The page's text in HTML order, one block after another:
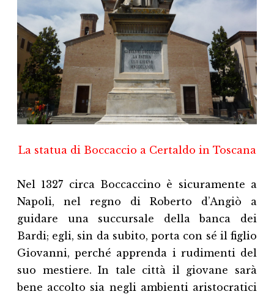
La statua di Boccaccio a Certaldo in Toscana
Nel 1327 circa Boccaccino è sicuramente a
Napoli, nel regno di Roberto d’Angiò a
guidare una succursale della banca dei
Bardi; egli, sin da subito, porta con sé il figlio
Giovanni, perché apprenda i rudimenti del
suo mestiere. In tale città il giovane sarà
bene accolto sia negli ambienti aristocratici